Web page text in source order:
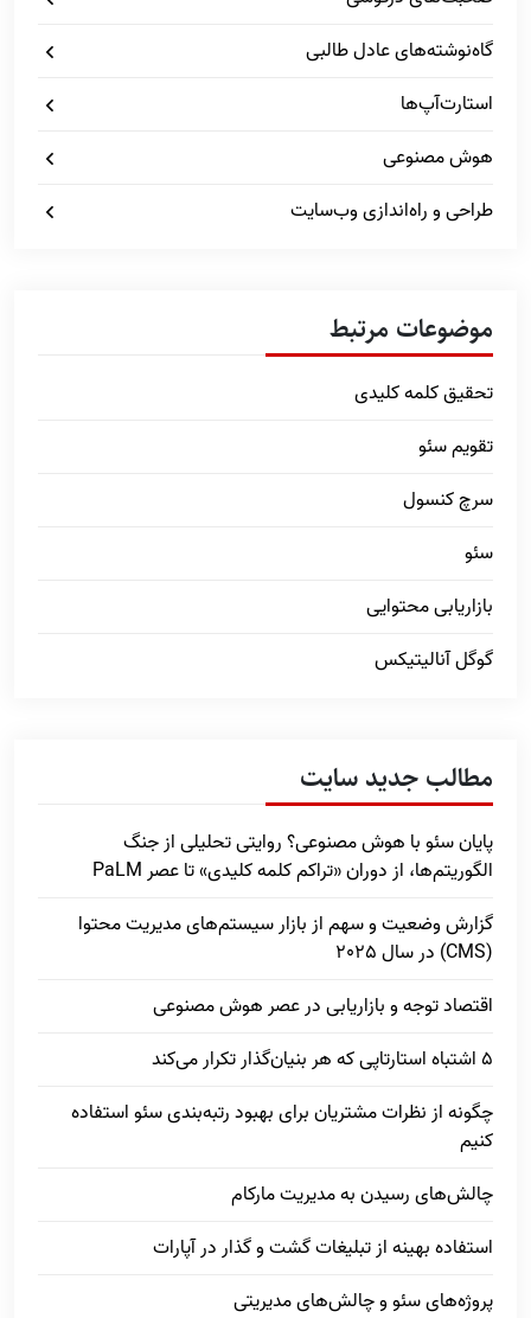
گاه‌نوشته‌های عادل طالبی
استارت‌آپ‌ها
هوش مصنوعی
طراحی و راه‌اندازی وب‌سایت
موضوعات مرتبط
تحقیق کلمه کلیدی
تقویم سئو
سرچ کنسول
سئو
بازاریابی محتوایی
گوگل آنالیتیکس
مطالب جدید سایت
پایان سئو با هوش مصنوعی؟ روایتی تحلیلی از جنگ
الگوریتم‌ها، از دوران «تراکم کلمه کلیدی» تا عصر PaLM
گزارش وضعیت و سهم از بازار سیستم‌های مدیریت محتوا
(CMS) در سال 2025
اقتصاد توجه و بازاریابی در عصر هوش مصنوعی
5 اشتباه استارتاپی که هر بنیان‌گذار تکرار می‌کند
چگونه از نظرات مشتریان برای بهبود رتبه‌بندی سئو استفاده
کنیم
چالش‌های رسیدن به مدیریت مارکام
استفاده بهینه از تبلیغات گشت و گذار در آپارات
پروژه‌های سئو و چالش‌های مدیریتی